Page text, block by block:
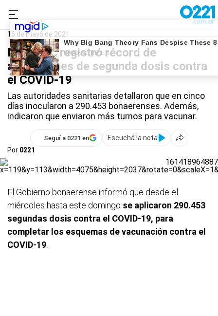
0221.com.ar
16 de mayo de 2021
Provincia registró récord de
aplicaciones de segunda dosis contra
el COVID-19
Las autoridades sanitarias detallaron que en cinco
días inocularon a 290.453 bonaerenses. Además,
indicaron que enviaron más turnos para vacunar.
Seguí a 0221 en
Escuchá la nota
Por 0221
El Gobierno bonaerense informó que desde el
miércoles hasta este domingo se aplicaron 290.453
segundas dosis contra el COVID-19, para
completar los esquemas de vacunación contra el
COVID-19